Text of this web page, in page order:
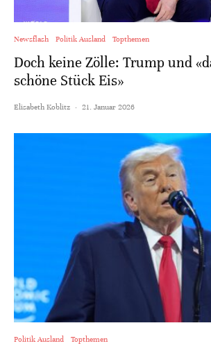
Newsflash Politik Ausland Topthemen
Doch keine Zölle: Trump und
schöne Stück Eis»
Elisabeth Koblitz · 21. Januar 2026
Politik Ausland Topthemen